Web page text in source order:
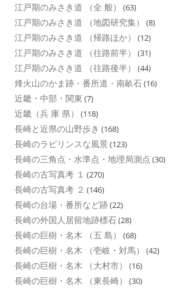
江戸期のみさき道 （全 般） (63)
江戸期のみさき道 （地図研究集） (8)
江戸期のみさき道 （帰路ほか） (12)
江戸期のみさき道 （往路前半） (31)
江戸期のみさき道 （往路後半） (44)
烽火山のかま跡・番所道・南畝石(16)
近畿・中部・関東 (7)
近畿（兵 庫 県） (118)
長崎と近県の山野歩き (168)
長崎のラビリンスな風景 (123)
長崎の三角点・水準点・地理局測点 (30)
長崎の古写真考 １ (270)
長崎の古写真考 ２ (146)
長崎の台場・番所など跡(22)
長崎の外国人居留地跡標石(28)
長崎の巨樹・名木 （五 島） (68)
長崎の巨樹・名木 （壱岐・対馬） (42)
長崎の巨樹・名木 （大村市） (16)
長崎の巨樹・名木 （東長崎） (30)